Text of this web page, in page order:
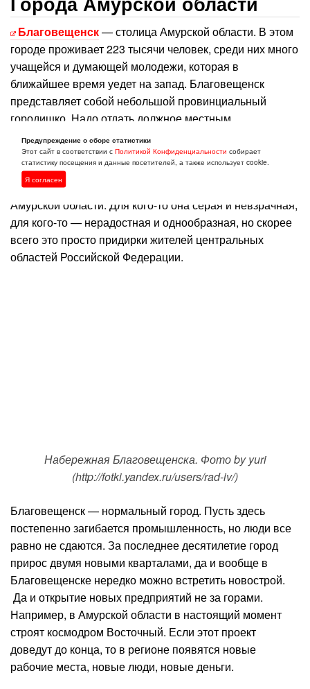
Благовещенск— столица Амурской области. В этом
городе проживает 223 тысячи человек, среди них много
учащейся и думающей молодежи, которая в
ближайшее время уедет на запад. Благовещенск
представляет собой небольшой провинциальный
городишко. Надо отдать должное местным
архитектором — город не застраивался стихийно.
Благовещенск имеет точные формы, ровные линии
улиц и даже свой архитектурный облик. Правда, далеко
не всем приезжим нравится убранство столицы
Амурской области. Для кого-то она серая и невзрачная,
для кого-то — нерадостная и однообразная, но скорее
всего это просто придирки жителей центральных
областей Российской Федерации.
Набережная Благовещенска. Фото by yuri
(http://fotki.yandex.ru/users/rad-iv/)
Благовещенск — нормальный город. Пусть здесь
постепенно загибается промышленность, но люди все
равно не сдаются. За последнее десятилетие город
прирос двумя новыми кварталами, да и вообще в
Благовещенске нередко можно встретить новострой.
Да и открытие новых предприятий не за горами.
Например, в Амурской области в настоящий момент
строят космодром Восточный. Если этот проект
доведут до конца, то в регионе появятся новые
рабочие места, новые люди, новые деньги.
Предупреждение о сборе статистики
Этот сайт в соответствии сПолитикой Конфиденциальности собирает
статистику посещения и данные посетителей, а также использует cookie.
Я согласен